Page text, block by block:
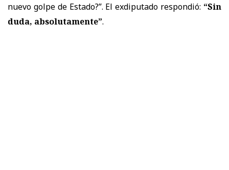
nuevo golpe de Estado?”. El exdiputado respondió: “Sin
duda, absolutamente”.